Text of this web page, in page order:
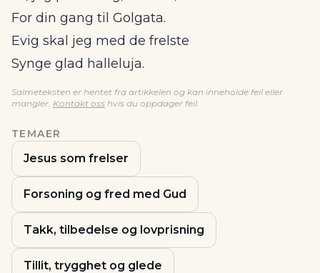
For din gang til Golgata.
Evig skal jeg med de frelste
Synge glad halleluja.
Salmeteksten er hentet fra artikkelen og kan inneholde feil eller
mangler. Kontakt oss hvis du oppdager feil.
TEMAER
Jesus som frelser
Forsoning og fred med Gud
Takk, tilbedelse og lovprisning
Tillit, trygghet og glede